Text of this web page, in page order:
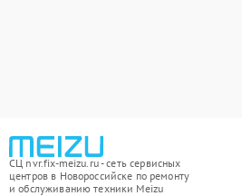
СЦ nvr.fix-meizu.ru - сеть сервисных
центров в Новороссийске по ремонту
и обслуживанию техники Meizu